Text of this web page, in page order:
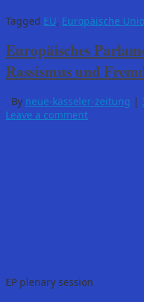
Tagged EU, Europäische
Europäisches
Rassismus und
By neue-kasseler-zeitung |
Leave a comment
EP plenary session